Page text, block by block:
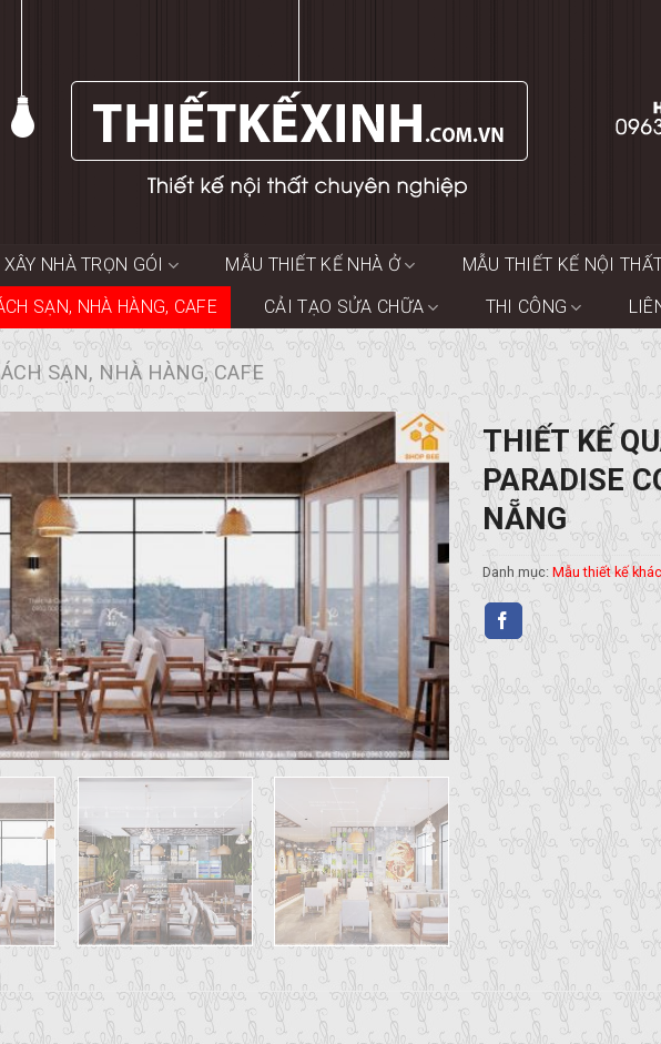
XÂY NHÀ TRỌN GÓI MẪU THIẾT KẾ NHÀ Ở
MẪU THIẾT KẾ NỘI
SẠN, NHÀ HÀNG, CAFE
CẢI TẠO SỬA CHỮA THI CÔNG
SẠN, NHÀ HÀNG, CAFE
THIẾT KẾ
PARADISE
NẴNG
Danh mục: Mẫu thiết kế